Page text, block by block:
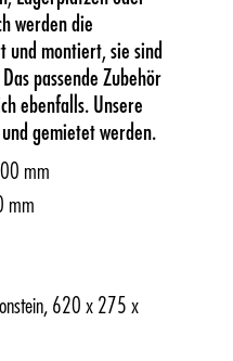
werden die
und montiert, sie sind
passende Zubehör
ebenfalls. Unsere
gemietet werden.
mm
mm
620 x 275 x